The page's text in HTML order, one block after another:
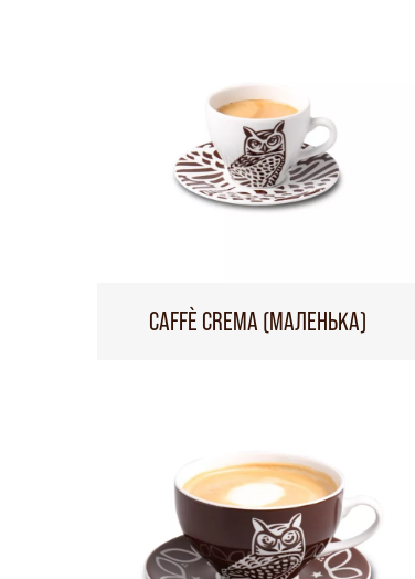
CAFFÈ CREMA (МАЛЕНЬКА)